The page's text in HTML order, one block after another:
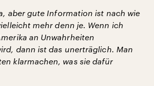
aber gute Information ist nach wie
mehr denn je. Wenn ich
an Unwahrheiten
dann ist das unerträglich. Man
klarmachen, was sie dafür